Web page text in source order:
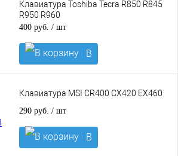
Клавиатура Toshiba Tecra R850 R845
R950 R960
400 руб. / шт
В
корзину
Клавиатура MSI CR400 CX420 EX460
290 руб. / шт
В